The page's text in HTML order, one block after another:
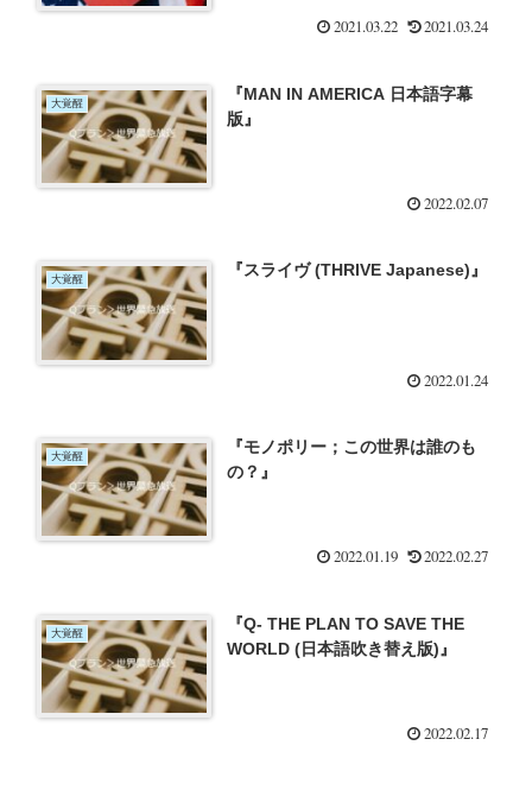
2021.03.22 2021.03.24
大覚醒
『MAN IN AMERICA 日本語字幕
版』
2022.02.07
大覚醒 『スライヴ (THRIVE Japanese)』
2022.01.24
大覚醒
『モノポリー；この世界は誰のも
の？』
2022.01.19 2022.02.27
大覚醒
『Q- THE PLAN TO SAVE THE
WORLD (日本語吹き替え版)』
2022.02.17